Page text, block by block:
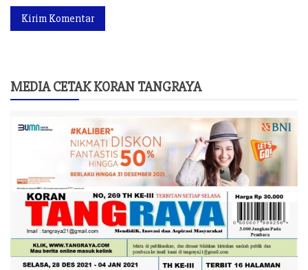
MEDIA CETAK KORAN TANGRAYA